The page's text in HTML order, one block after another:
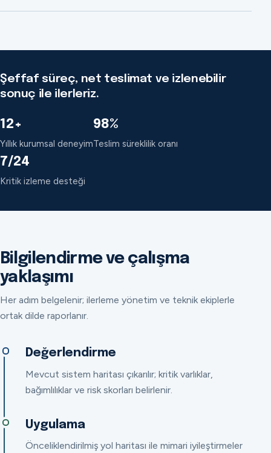
Şeffaf süreç, net teslimat ve izlenebilir
sonuç ile ilerleriz.
12+
Yıllık kurumsal deneyim
98%
Teslim süreklilik oranı
7/24
Kritik izleme desteği
Bilgilendirme ve çalışma
yaklaşımı
Her adım belgelenir; ilerleme yönetim ve teknik ekiplerle
ortak dilde raporlanır.
Değerlendirme
Mevcut sistem haritası çıkarılır; kritik varlıklar,
bağımlılıklar ve risk skorları belirlenir.
Uygulama
Önceliklendirilmiş yol haritası ile mimari iyileştirmeler